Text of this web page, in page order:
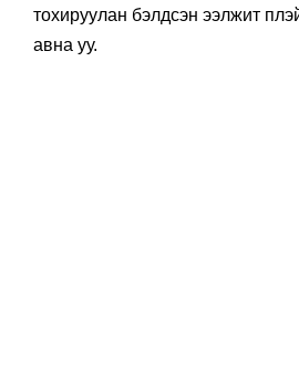
тохируулан бэлдсэн ээлжит
авна уу.